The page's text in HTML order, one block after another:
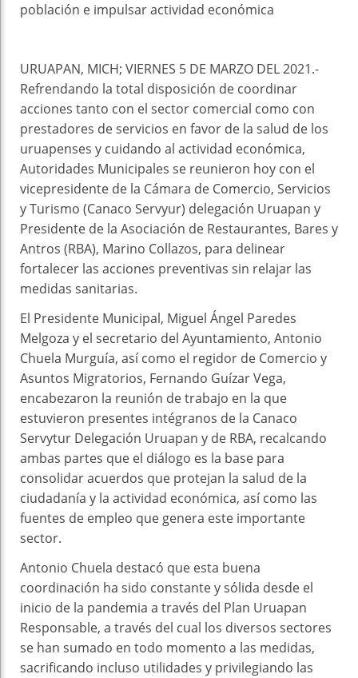
población e impulsar actividad económica
URUAPAN, MICH; VIERNES 5 DE MARZO DEL 2021.-
Refrendando la total disposición de coordinar
acciones tanto con el sector comercial como con
prestadores de servicios en favor de la salud de los
uruapenses y cuidando al actividad económica,
Autoridades Municipales se reunieron hoy con el
vicepresidente de la Cámara de Comercio, Servicios
y Turismo (Canaco Servyur) delegación Uruapan y
Presidente de la Asociación de Restaurantes, Bares y
Antros (RBA), Marino Collazos, para delinear
fortalecer las acciones preventivas sin relajar las
medidas sanitarias.
El Presidente Municipal, Miguel Ángel Paredes
Melgoza y el secretario del Ayuntamiento, Antonio
Chuela Murguía, así como el regidor de Comercio y
Asuntos Migratorios, Fernando Guízar Vega,
encabezaron la reunión de trabajo en la que
estuvieron presentes intégranos de la Canaco
Servytur Delegación Uruapan y de RBA, recalcando
ambas partes que el diálogo es la base para
consolidar acuerdos que protejan la salud de la
ciudadanía y la actividad económica, así como las
fuentes de empleo que genera este importante
sector.
Antonio Chuela destacó que esta buena
coordinación ha sido constante y sólida desde el
inicio de la pandemia a través del Plan Uruapan
Responsable, a través del cual los diversos sectores
se han sumado en todo momento a las medidas,
sacrificando incluso utilidades y privilegiando las